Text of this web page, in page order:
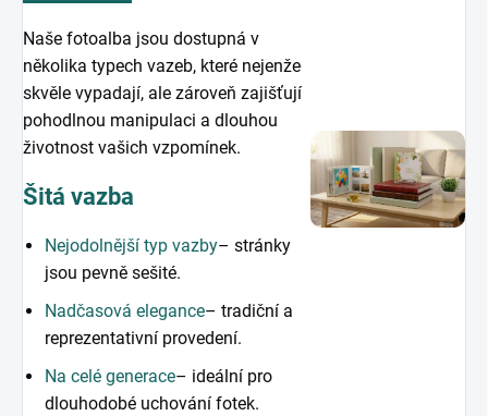
Naše fotoalba jsou dostupná v
několika typech vazeb, které nejenže
skvěle vypadají, ale zároveň zajišťují
pohodlnou manipulaci a dlouhou
životnost vašich vzpomínek.
Šitá vazba
Nejodolnější typ vazby– stránky
jsou pevně sešité.
Nadčasová elegance– tradiční a
reprezentativní provedení.
Na celé generace– ideální pro
dlouhodobé uchování fotek.